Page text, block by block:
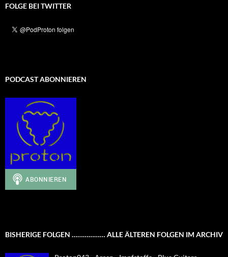
FOLGE BEI TWITTER
PODCAST ABONNIEREN
BISHERIGE FOLGEN ……………… ALLE ÄLTEREN FOLGEN IM ARCHIV